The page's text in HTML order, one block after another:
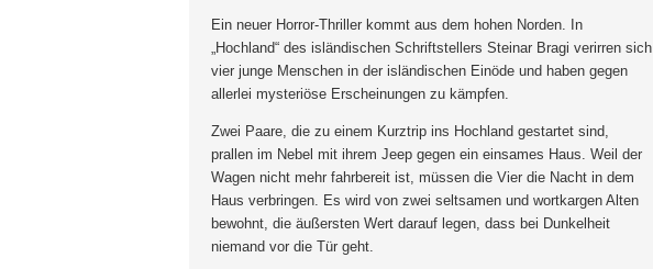
Ein neuer Horror-Thriller kommt aus dem hohen Norden. In
„Hochland“ des isländischen Schriftstellers Steinar Bragi verirren sich
vier junge Menschen in der isländischen Einöde und haben gegen
allerlei mysteriöse Erscheinungen zu kämpfen.
Zwei Paare, die zu einem Kurztrip ins Hochland gestartet sind,
prallen im Nebel mit ihrem Jeep gegen ein einsames Haus. Weil der
Wagen nicht mehr fahrbereit ist, müssen die Vier die Nacht in dem
Haus verbringen. Es wird von zwei seltsamen und wortkargen Alten
bewohnt, die äußersten Wert darauf legen, dass bei Dunkelheit
niemand vor die Tür geht.